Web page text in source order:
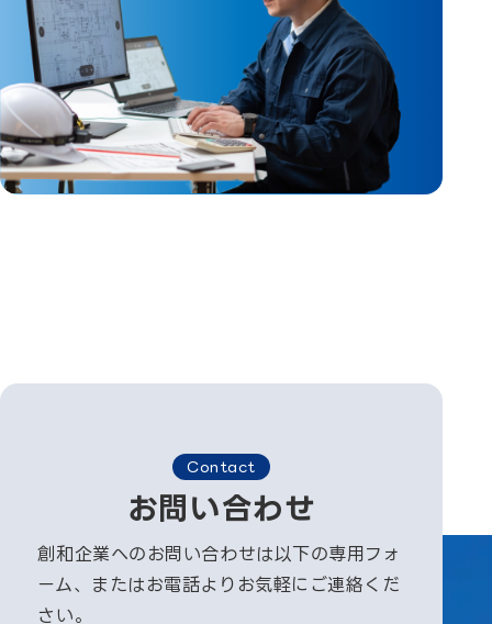
Contact
お問い合わせ
創和企業へのお問い合わせは以下の専用フォ
ーム、またはお電話よりお気軽にご連絡くだ
さい。